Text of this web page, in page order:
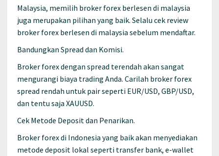
Malaysia, memilih broker forex berlesen di malaysia
juga merupakan pilihan yang baik. Selalu cek review
broker forex berlesen di malaysia sebelum mendaftar.
Bandungkan Spread dan Komisi.
Broker forex dengan spread terendah akan sangat
mengurangi biaya trading Anda. Carilah broker forex
spread rendah untuk pair seperti EUR/USD, GBP/USD,
dan tentu saja XAUUSD.
Cek Metode Deposit dan Penarikan.
Broker forex di Indonesia yang baik akan menyediakan
metode deposit lokal seperti transfer bank, e-wallet